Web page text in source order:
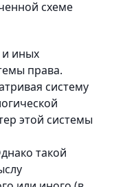
схеме
и иных
права.
систему
этой системы
такой